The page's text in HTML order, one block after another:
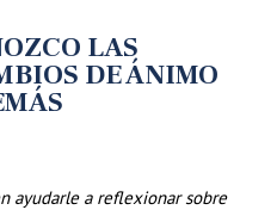
LAS
DE ÁNIMO
ayudarle a reflexionar sobre